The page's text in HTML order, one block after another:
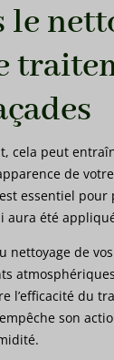
le
cela peut
de
essentiel pour
aura été
nettoyage de
l’efficacité du
son